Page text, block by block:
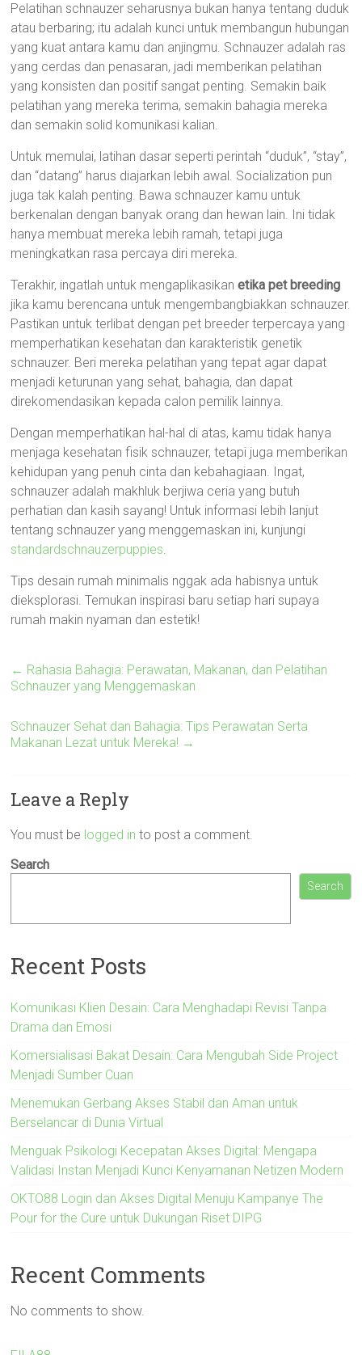
Pelatihan schnauzer seharusnya bukan hanya tentang duduk
atau berbaring; itu adalah kunci untuk membangun hubungan
yang kuat antara kamu dan anjingmu. Schnauzer adalah ras
yang cerdas dan penasaran, jadi memberikan pelatihan
yang konsisten dan positif sangat penting. Semakin baik
pelatihan yang mereka terima, semakin bahagia mereka
dan semakin solid komunikasi kalian.
Untuk memulai, latihan dasar seperti perintah “duduk”, “stay”,
dan “datang” harus diajarkan lebih awal. Socialization pun
juga tak kalah penting. Bawa schnauzer kamu untuk
berkenalan dengan banyak orang dan hewan lain. Ini tidak
hanya membuat mereka lebih ramah, tetapi juga
meningkatkan rasa percaya diri mereka.
Terakhir, ingatlah untuk mengaplikasikanetika pet breeding
jika kamu berencana untuk mengembangbiakkan schnauzer.
Pastikan untuk terlibat dengan pet breeder terpercaya yang
memperhatikan kesehatan dan karakteristik genetik
schnauzer. Beri mereka pelatihan yang tepat agar dapat
menjadi keturunan yang sehat, bahagia, dan dapat
direkomendasikan kepada calon pemilik lainnya.
Dengan memperhatikan hal-hal di atas, kamu tidak hanya
menjaga kesehatan fisik schnauzer, tetapi juga memberikan
kehidupan yang penuh cinta dan kebahagiaan. Ingat,
schnauzer adalah makhluk berjiwa ceria yang butuh
perhatian dan kasih sayang! Untuk informasi lebih lanjut
tentang schnauzer yang menggemaskan ini, kunjungi
standardschnauzerpuppies.
Tips desain rumah minimalis nggak ada habisnya untuk
dieksplorasi. Temukan inspirasi baru setiap hari supaya
rumah makin nyaman dan estetik!
← Rahasia Bahagia: Perawatan, Makanan, dan Pelatihan
Schnauzer yang Menggemaskan
Schnauzer Sehat dan Bahagia: Tips Perawatan Serta
Makanan Lezat untuk Mereka! →
Leave a Reply
You must be logged in to post a comment.
Search
Search
Recent Posts
Komunikasi Klien Desain: Cara Menghadapi Revisi Tanpa
Drama dan Emosi
Komersialisasi Bakat Desain: Cara Mengubah Side Project
Menjadi Sumber Cuan
Menemukan Gerbang Akses Stabil dan Aman untuk
Berselancar di Dunia Virtual
Menguak Psikologi Kecepatan Akses Digital: Mengapa
Validasi Instan Menjadi Kunci Kenyamanan Netizen Modern
OKTO88 Login dan Akses Digital Menuju Kampanye The
Pour for the Cure untuk Dukungan Riset DIPG
Recent Comments
No comments to show.